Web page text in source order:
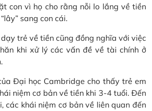
con vì họ cho rằng nỗi lo lắng về tiền
sang con cái.
trẻ về tiền cũng đồng nghĩa với việc
khi xử lý các vấn đề về tài chính ở
Đại học Cambridge cho thấy trẻ em
niệm cơ bản về tiền khi 3-4 tuổi. Đến
các khái niệm cơ bản về liên quan đến